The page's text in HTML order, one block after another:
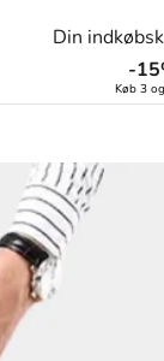
Din
-
Køb 3